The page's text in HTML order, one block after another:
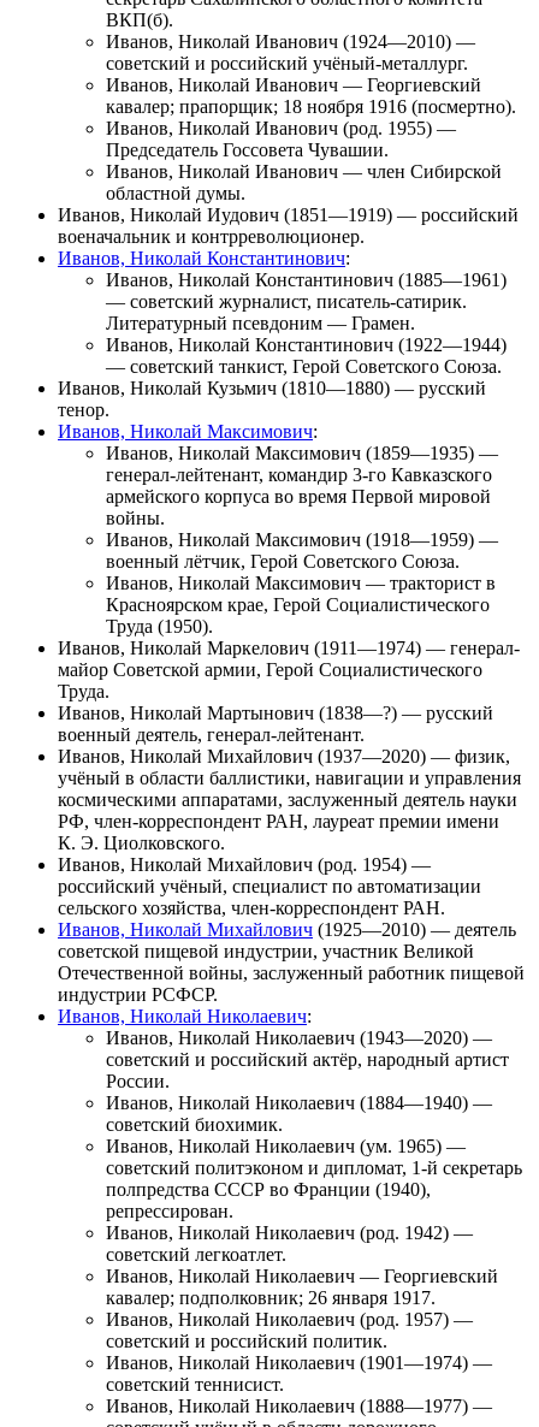
ВКП(б).
Иванов, Николай Иванович (1924—2010) —
советский и российский учёный-металлург.
Иванов, Николай Иванович — Георгиевский
кавалер; прапорщик; 18 ноября 1916 (посмертно).
Иванов, Николай Иванович (род. 1955) —
Председатель Госсовета Чувашии.
Иванов, Николай Иванович — член Сибирской
областной думы.
Иванов, Николай Иудович (1851—1919) — российский
военачальник и контрреволюционер.
Иванов, Николай Константинович:
Иванов, Николай Константинович (1885—1961)
— советский журналист, писатель-сатирик.
Литературный псевдоним — Грамен.
Иванов, Николай Константинович (1922—1944)
— советский танкист, Герой Советского Союза.
Иванов, Николай Кузьмич (1810—1880) — русский
тенор.
Иванов, Николай Максимович:
Иванов, Николай Максимович (1859—1935) —
генерал-лейтенант, командир 3-го Кавказского
армейского корпуса во время Первой мировой
войны.
Иванов, Николай Максимович (1918—1959) —
военный лётчик, Герой Советского Союза.
Иванов, Николай Максимович — тракторист в
Красноярском крае, Герой Социалистического
Труда (1950).
Иванов, Николай Маркелович (1911—1974) — генерал-
майор Советской армии, Герой Социалистического
Труда.
Иванов, Николай Мартынович (1838—?) — русский
военный деятель, генерал-лейтенант.
Иванов, Николай Михайлович (1937—2020) — физик,
учёный в области баллистики, навигации и управления
космическими аппаратами, заслуженный деятель науки
РФ, член-корреспондент РАН, лауреат премии имени
К. Э. Циолковского.
Иванов, Николай Михайлович (род. 1954) —
российский учёный, специалист по автоматизации
сельского хозяйства, член-корреспондент РАН.
Иванов, Николай Михайлович (1925—2010) — деятель
советской пищевой индустрии, участник Великой
Отечественной войны, заслуженный работник пищевой
индустрии РСФСР.
Иванов, Николай Николаевич:
Иванов, Николай Николаевич (1943—2020) —
советский и российский актёр, народный артист
России.
Иванов, Николай Николаевич (1884—1940) —
советский биохимик.
Иванов, Николай Николаевич (ум. 1965) —
советский политэконом и дипломат, 1-й секретарь
полпредства СССР во Франции (1940),
репрессирован.
Иванов, Николай Николаевич (род. 1942) —
советский легкоатлет.
Иванов, Николай Николаевич — Георгиевский
кавалер; подполковник; 26 января 1917.
Иванов, Николай Николаевич (род. 1957) —
советский и российский политик.
Иванов, Николай Николаевич (1901—1974) —
советский теннисист.
Иванов, Николай Николаевич (1888—1977) —